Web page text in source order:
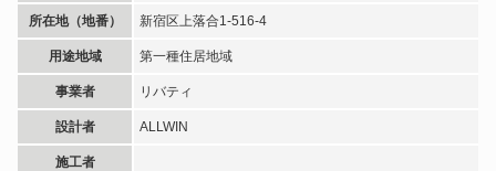
所在地（地番） 新宿区上落合1-516-4
用途地域 第一種住居地域
事業者 リバティ
設計者 ALLWIN
施工者